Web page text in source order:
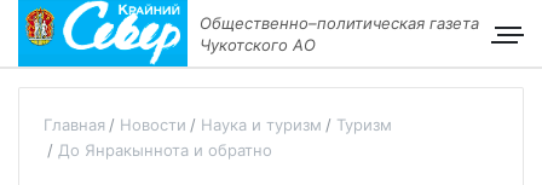
Общественно–политическая газета
Чукотского АО
Главная Новости Наука и туризм
Туризм
До Янракыннота и обратно